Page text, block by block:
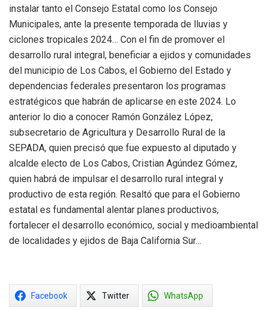
instalar tanto el Consejo Estatal como los Consejo
Municipales, ante la presente temporada de lluvias y
ciclones tropicales 2024… Con el fin de promover el
desarrollo rural integral, beneficiar a ejidos y comunidades
del municipio de Los Cabos, el Gobierno del Estado y
dependencias federales presentaron los programas
estratégicos que habrán de aplicarse en este 2024. Lo
anterior lo dio a conocer Ramón González López,
subsecretario de Agricultura y Desarrollo Rural de la
SEPADA, quien precisó que fue expuesto al diputado y
alcalde electo de Los Cabos, Cristian Agúndez Gómez,
quien habrá de impulsar el desarrollo rural integral y
productivo de esta región. Resaltó que para el Gobierno
estatal es fundamental alentar planes productivos,
fortalecer el desarrollo económico, social y medioambiental
de localidades y ejidos de Baja California Sur…
Facebook Twitter WhatsApp